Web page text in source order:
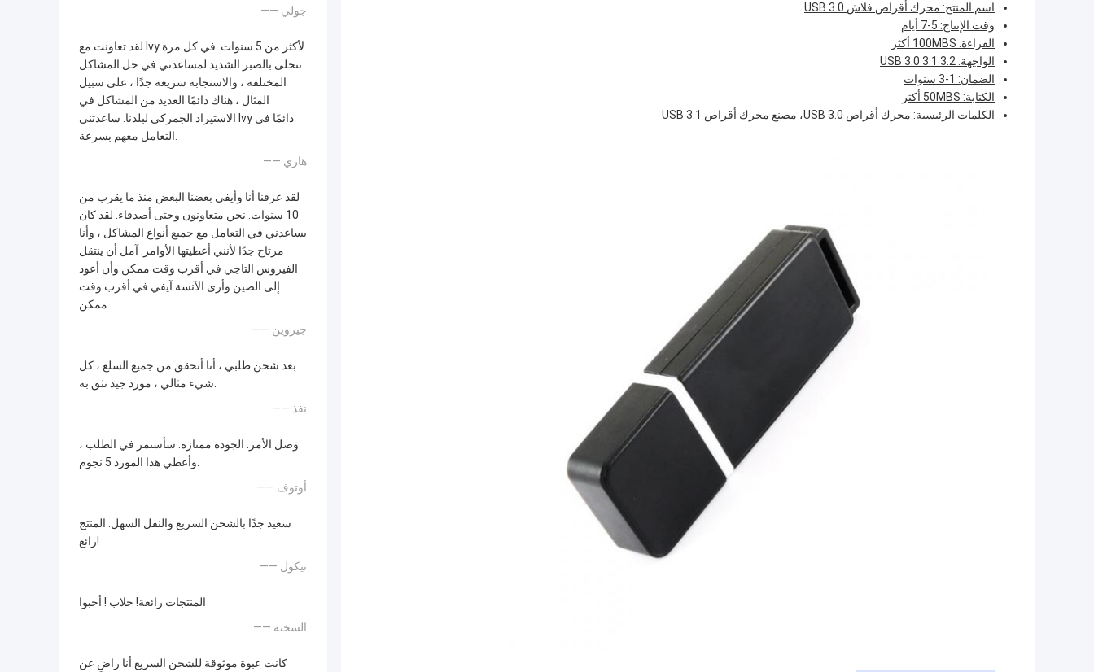
—— جولي
لقد تعاونت مع Ivy لأكثر من 5 سنوات. في كل مرة
تتحلى بالصبر الشديد لمساعدتي في حل المشاكل
المختلفة ، والاستجابة سريعة جدًا ، على سبيل
المثال ، هناك دائمًا العديد من المشاكل في
الاستيراد الجمركي لبلدنا. ساعدتني Ivy دائمًا في
التعامل معهم بسرعة.
—— هاري
لقد عرفنا أنا وأيفي بعضنا البعض منذ ما يقرب من
10 سنوات. نحن متعاونون وحتى أصدقاء. لقد كان
يساعدني في التعامل مع جميع أنواع المشاكل ، وأنا
مرتاح جدًا لأنني أعطيتها الأوامر. آمل أن ينتقل
الفيروس التاجي في أقرب وقت ممكن وأن أعود
إلى الصين وأرى الآنسة آيفي في أقرب وقت
ممكن.
—— جيروين
بعد شحن طلبي ، أنا أتحقق من جميع السلع ، كل
شيء مثالي ، مورد جيد نثق به.
—— نفذ
وصل الأمر. الجودة ممتازة. سأستمر في الطلب ،
وأعطي هذا المورد 5 نجوم.
—— أوتوف
سعيد جدًا بالشحن السريع والنقل السهل. المنتج
رائع!
—— نيكول
المنتجات رائعة! خلاب ! أحبوا
—— السخنة
كانت عبوة موثوقة للشحن السريع.أنا راضٍ عن
اسم المنتج: محرك أقراص فلاش USB 3.0
وقت الإنتاج: 5-7 أيام
القراءة: 100MBS أكثر
الواجهة: USB 3.0 3.1 3.2
الضمان: 1-3 سنوات
الكتابة: 50MBS أكثر
الكلمات الرئيسية: محرك أقراص USB 3.0، مصنع محرك أقراص USB 3.1